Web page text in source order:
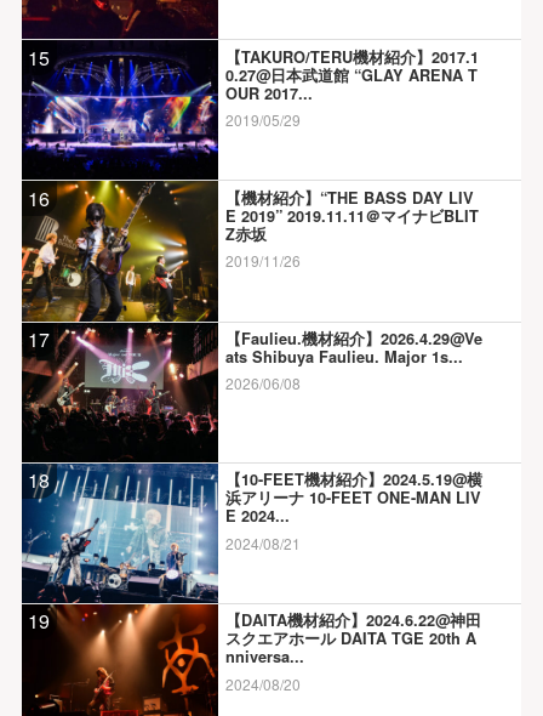
15
【TAKURO/TERU機材紹介】2017.1
0.27@日本武道館 “GLAY ARENA T
OUR 2017...
2019/05/29
16
【機材紹介】“THE BASS DAY LIV
E 2019” 2019.11.11＠マイナビBLIT
Z赤坂
2019/11/26
17
【Faulieu.機材紹介】2026.4.29@Ve
ats Shibuya Faulieu. Major 1s...
2026/06/08
18
【10-FEET機材紹介】2024.5.19@横
浜アリーナ 10-FEET ONE-MAN LIV
E 2024...
2024/08/21
19
【DAITA機材紹介】2024.6.22@神田
スクエアホール DAITA TGE 20th A
nniversa...
2024/08/20